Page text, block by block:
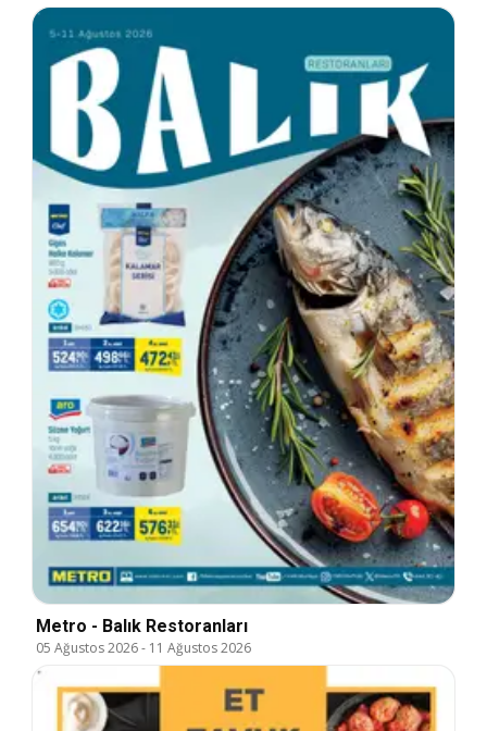
Metro - Balık Restoranları
05 Ağustos 2026- 11 Ağustos 2026